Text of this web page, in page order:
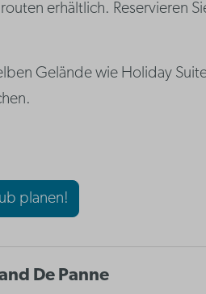
erhältlich. Reservieren
Gelände wie Holiday
planen!
De Panne